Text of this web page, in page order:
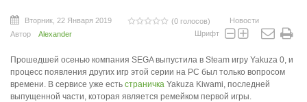
Вторник, 22 Января 2019 (0 голосов)
Новости
Автор
Alexander Шрифт
Прошедшей осенью компания SEGA выпустила в Steam игру Yakuza 0, и
процесс появления других игр этой серии на PC был только вопросом
времени. В сервисе уже есть страничка Yakuza Kiwami, последней
выпущенной части, которая является ремейком первой игры.